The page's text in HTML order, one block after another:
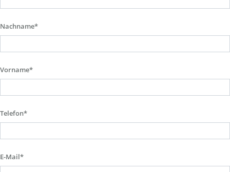
Nachname*
Vorname*
Telefon*
E-Mail*